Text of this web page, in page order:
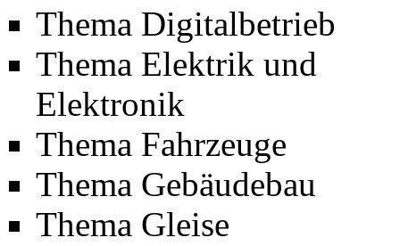
Thema Digitalbetrieb
Thema Elektrik und
Elektronik
Thema Fahrzeuge
Thema Gebäudebau
Thema Gleise